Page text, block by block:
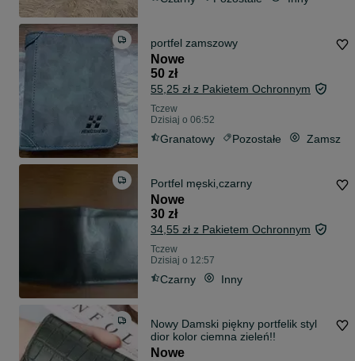
portfel zamszowy
Nowe
50 zł
55,25 zł z Pakietem Ochronnym
Tczew
Dzisiaj o 06:52
Granatowy Pozostałe Zamsz
Portfel męski,czarny
Nowe
30 zł
34,55 zł z Pakietem Ochronnym
Tczew
Dzisiaj o 12:57
Czarny Inny
Nowy Damski piękny portfelik styl
dior kolor ciemna zieleń!!
Nowe